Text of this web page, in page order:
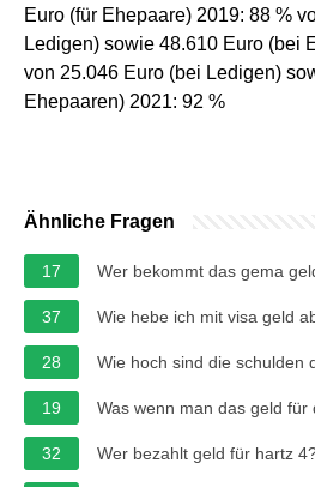
Euro (für Ehepaare) 2019: 88 %
Ledigen) sowie 48.610 Euro (bei
von 25.046 Euro (bei Ledigen)
Ehepaaren) 2021: 92 %
Ähnliche Fragen
17 Wer bekommt das gema
37 Wie hebe ich mit visa geld
28 Wie hoch sind die schulden
19 Was wenn man das geld
32 Wer bezahlt geld für hartz